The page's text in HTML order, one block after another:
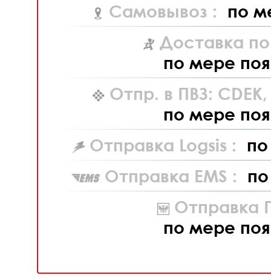
Самовывоз : по
Доставка
по мере
Отпр. в ПВЗ: CDEK,
по мере
Отправка Logsis :
Отправка EMS :
Отправка
по мере